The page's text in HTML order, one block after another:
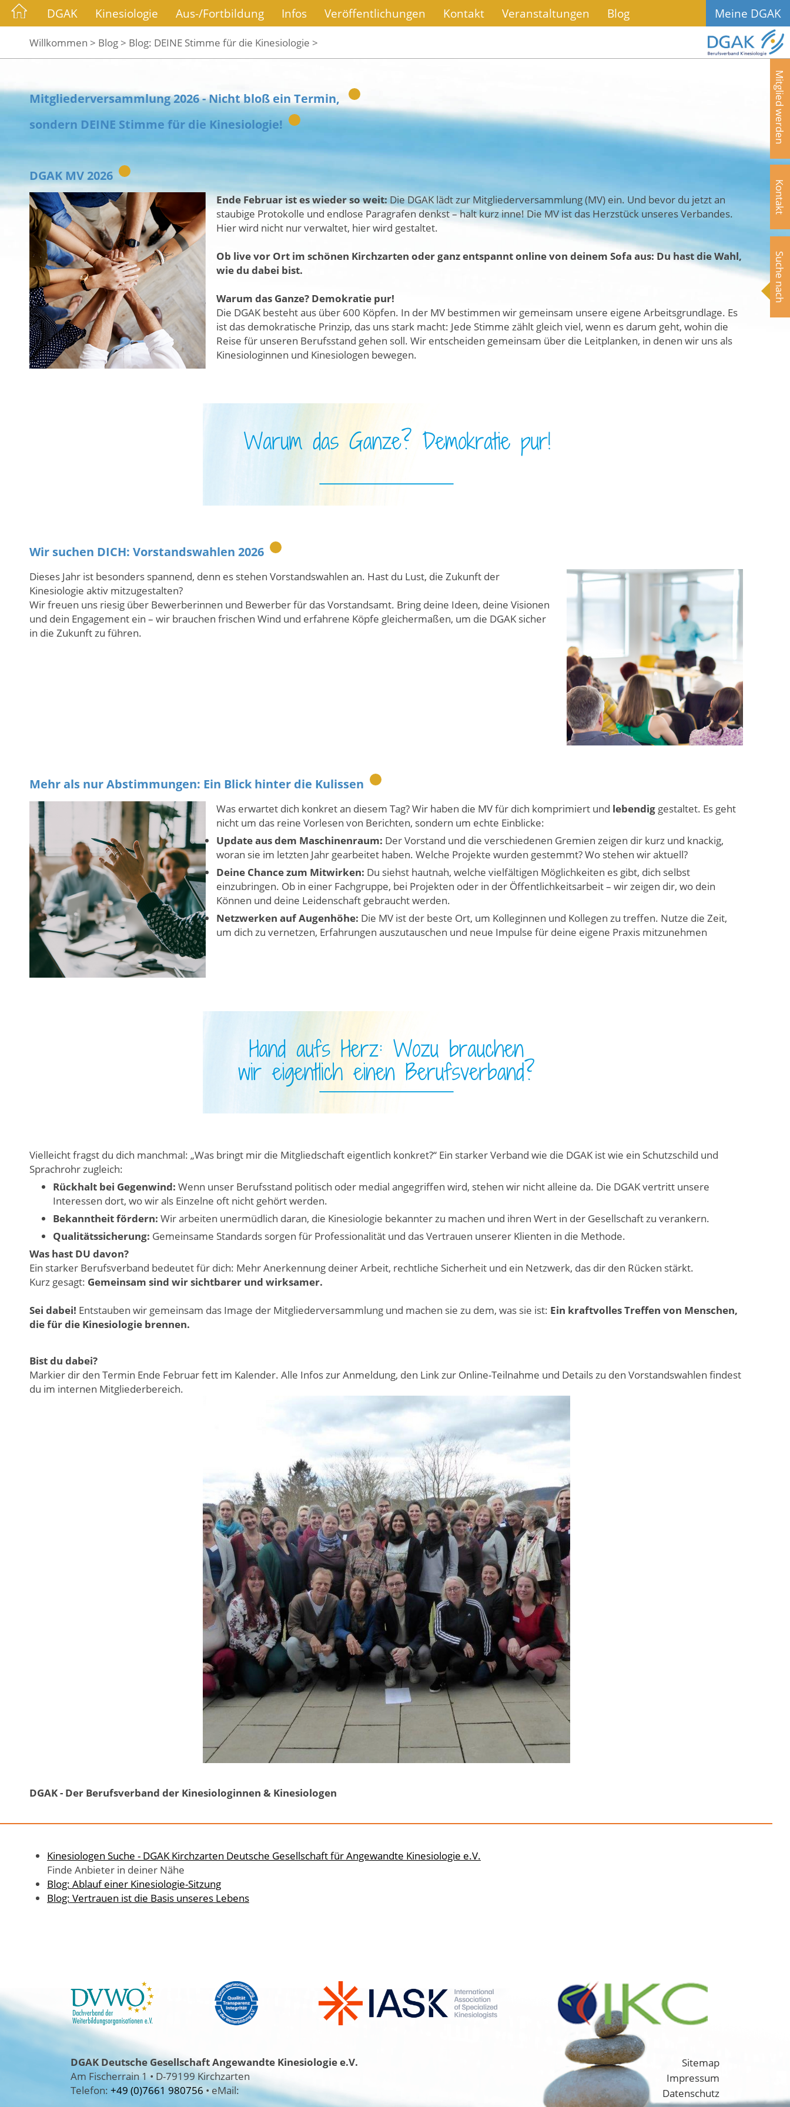
DGAK Kinesiologie Aus-/Fortbildung Infos Veröffentlichungen Kontakt Veranstaltungen Blog Meine DGAK
Willkommen > Blog > Blog: DEINE Stimme für die Kinesiologie >
Mitglied werden
Kontakt
Suche nach
Mitgliederversammlung 2026 - Nicht bloß ein Termin,
sondern DEINE Stimme für die Kinesiologie!
DGAK MV 2026
Ende Februar ist es wieder so weit: Die DGAK lädt zur Mitgliederversammlung (MV) ein. Und bevor du jetzt an
staubige Protokolle und endlose Paragrafen denkst – halt kurz inne! Die MV ist das Herzstück unseres Verbandes.
Hier wird nicht nur verwaltet, hier wird gestaltet.
Ob live vor Ort im schönen Kirchzarten oder ganz entspannt online von deinem Sofa aus: Du hast die Wahl,
wie du dabei bist.
Warum das Ganze? Demokratie pur!
Die DGAK besteht aus über 600 Köpfen. In der MV bestimmen wir gemeinsam unsere eigene Arbeitsgrundlage. Es
ist das demokratische Prinzip, das uns stark macht: Jede Stimme zählt gleich viel, wenn es darum geht, wohin die
Reise für unseren Berufsstand gehen soll. Wir entscheiden gemeinsam über die Leitplanken, in denen wir uns als
Kinesiologinnen und Kinesiologen bewegen.
Wir suchen DICH: Vorstandswahlen 2026
Dieses Jahr ist besonders spannend, denn es stehen Vorstandswahlen an. Hast du Lust, die Zukunft der
Kinesiologie aktiv mitzugestalten?
Wir freuen uns riesig über Bewerberinnen und Bewerber für das Vorstandsamt. Bring deine Ideen, deine Visionen
und dein Engagement ein – wir brauchen frischen Wind und erfahrene Köpfe gleichermaßen, um die DGAK sicher
in die Zukunft zu führen.
Mehr als nur Abstimmungen: Ein Blick hinter die Kulissen
Was erwartet dich konkret an diesem Tag? Wir haben die MV für dich komprimiert und lebendig gestaltet. Es geht
nicht um das reine Vorlesen von Berichten, sondern um echte Einblicke:
Update aus dem Maschinenraum: Der Vorstand und die verschiedenen Gremien zeigen dir kurz und knackig,
woran sie im letzten Jahr gearbeitet haben. Welche Projekte wurden gestemmt? Wo stehen wir aktuell?
Deine Chance zum Mitwirken: Du siehst hautnah, welche vielfältigen Möglichkeiten es gibt, dich selbst
einzubringen. Ob in einer Fachgruppe, bei Projekten oder in der Öffentlichkeitsarbeit – wir zeigen dir, wo dein
Können und deine Leidenschaft gebraucht werden.
Netzwerken auf Augenhöhe: Die MV ist der beste Ort, um Kolleginnen und Kollegen zu treffen. Nutze die Zeit,
um dich zu vernetzen, Erfahrungen auszutauschen und neue Impulse für deine eigene Praxis mitzunehmen
Vielleicht fragst du dich manchmal: „Was bringt mir die Mitgliedschaft eigentlich konkret?“ Ein starker Verband wie die DGAK ist wie ein Schutzschild und
Sprachrohr zugleich:
Rückhalt bei Gegenwind: Wenn unser Berufsstand politisch oder medial angegriffen wird, stehen wir nicht alleine da. Die DGAK vertritt unsere
Interessen dort, wo wir als Einzelne oft nicht gehört werden.
Bekanntheit fördern: Wir arbeiten unermüdlich daran, die Kinesiologie bekannter zu machen und ihren Wert in der Gesellschaft zu verankern.
Qualitätssicherung: Gemeinsame Standards sorgen für Professionalität und das Vertrauen unserer Klienten in die Methode.
Was hast DU davon?
Ein starker Berufsverband bedeutet für dich: Mehr Anerkennung deiner Arbeit, rechtliche Sicherheit und ein Netzwerk, das dir den Rücken stärkt.
Kurz gesagt: Gemeinsam sind wir sichtbarer und wirksamer.
Sei dabei! Entstauben wir gemeinsam das Image der Mitgliederversammlung und machen sie zu dem, was sie ist: Ein kraftvolles Treffen von Menschen,
die für die Kinesiologie brennen.
Bist du dabei?
Markier dir den Termin Ende Februar fett im Kalender. Alle Infos zur Anmeldung, den Link zur Online-Teilnahme und Details zu den Vorstandswahlen findest
du im internen Mitgliederbereich.
DGAK - Der Berufsverband der Kinesiologinnen & Kinesiologen
Kinesiologen Suche - DGAK Kirchzarten Deutsche Gesellschaft für Angewandte Kinesiologie e.V.
Finde Anbieter in deiner Nähe
Blog: Ablauf einer Kinesiologie-Sitzung
Blog: Vertrauen ist die Basis unseres Lebens
DGAKDeutsche Gesellschaft Angewandte Kinesiologie e.V.
Am Fischerrain 1• D-79199 Kirchzarten
Telefon: +49 (0)7661 980756 • eMail:
Sitemap
Impressum
Datenschutz